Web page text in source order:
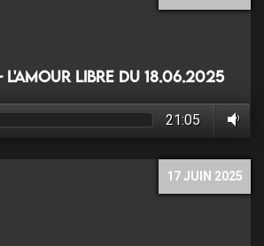
L'amour libre du 18.06.2025
21:05
17 JUIN 2025